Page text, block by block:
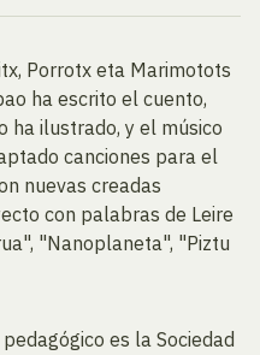
Porrotx eta Marimotots
ha escrito el cuento,
ha ilustrado, y el músico
canciones para el
nuevas creadas
con palabras de Leire
"Nanoplaneta", "Piztu
es la Sociedad